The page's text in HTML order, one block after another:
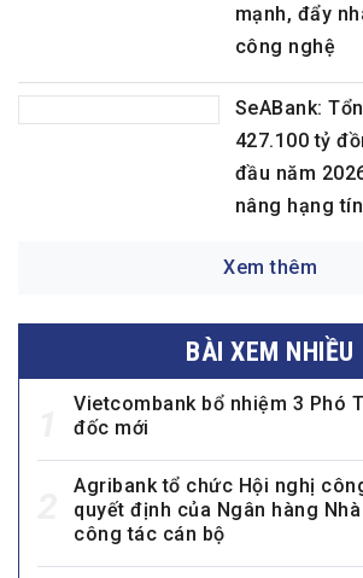
mạnh, đẩy
công nghệ
SeABank:
427.100 tỷ
đầu năm
nâng hạng
Xem thêm
BÀI XEM NHIỀU
Vietcombank bổ nhiệm 3 Phó
đốc mới
Agribank tổ chức Hội nghị
quyết định của Ngân hàng
công tác cán bộ